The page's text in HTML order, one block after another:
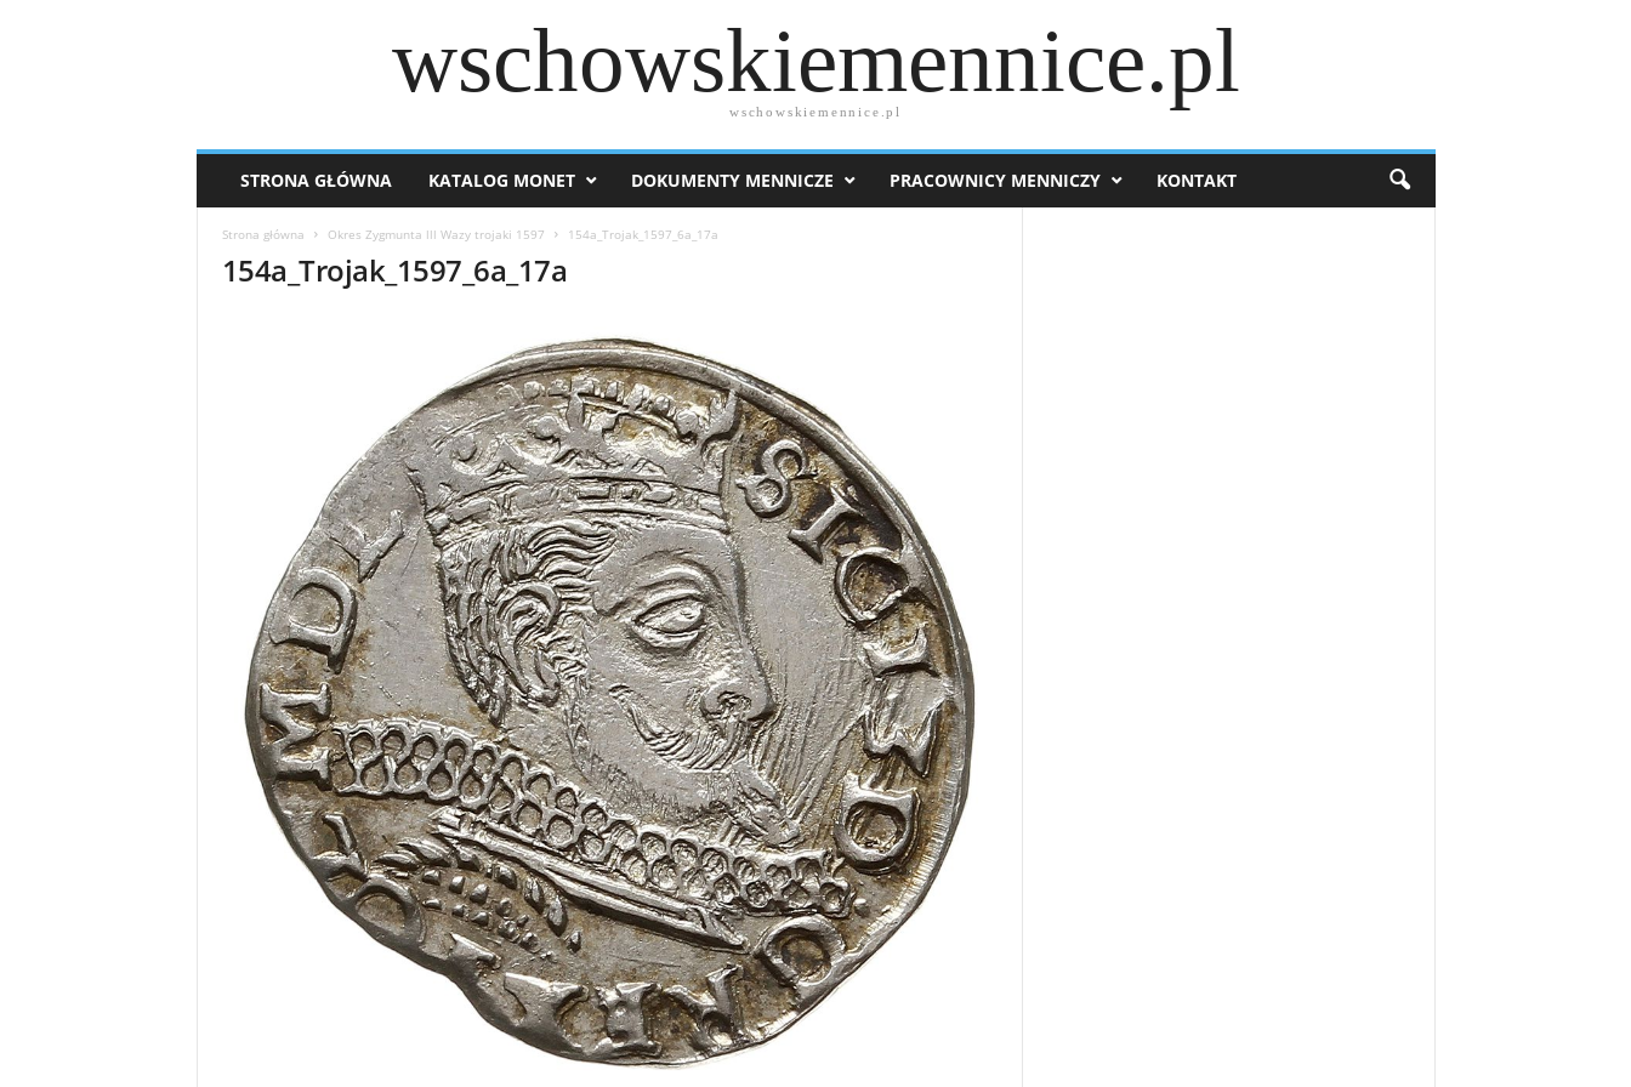
wschowskiemennice.pl
wschowskiemennice.pl
STRONA GŁÓWNA KATALOG MONET DOKUMENTY MENNICZE PRACOWNICY MENNICZY KONTAKT
Strona główna Okres Zygmunta lll Wazy trojaki 1597 154a_Trojak_1597_6a_17a
154a_Trojak_1597_6a_17a